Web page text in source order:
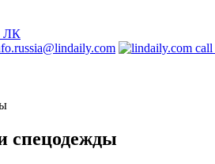
ЛК
спецодежды